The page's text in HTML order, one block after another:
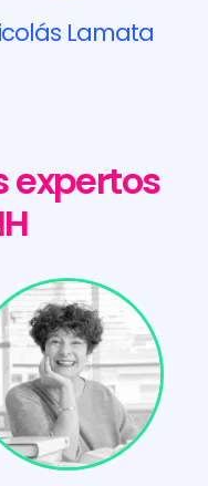
Lamata
expertos